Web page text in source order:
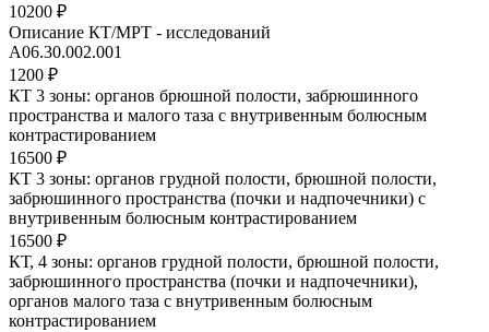
10200 ₽
Описание КТ/МРТ - исследований
A06.30.002.001
1200 ₽
КТ 3 зоны: органов брюшной полости, забрюшинного
пространства и малого таза с внутривенным болюсным
контрастированием
16500 ₽
КТ 3 зоны: органов грудной полости, брюшной полости,
забрюшинного пространства (почки и надпочечники) с
внутривенным болюсным контрастированием
16500 ₽
КТ, 4 зоны: органов грудной полости, брюшной полости,
забрюшинного пространства (почки и надпочечники),
органов малого таза с внутривенным болюсным
контрастированием